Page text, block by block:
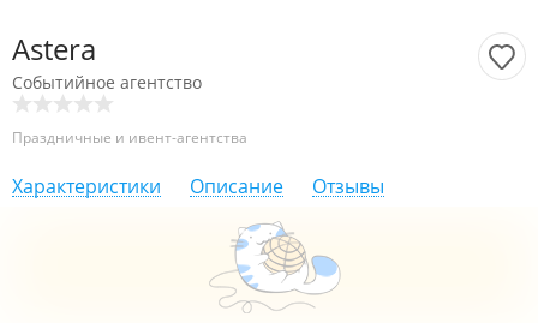
Astera
Событийное агентство
Праздничные и ивент-агентства
Характеристики Описание Отзывы